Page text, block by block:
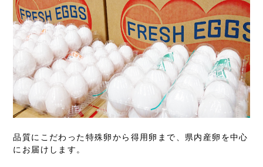
品質にこだわった特殊卵から得用卵まで、県内産卵を中心
にお届けします。